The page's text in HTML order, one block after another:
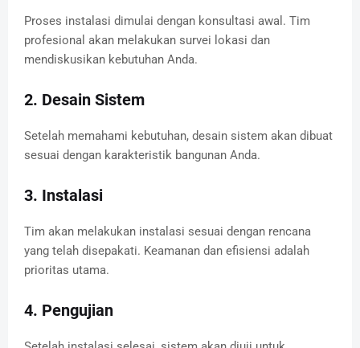
Proses instalasi dimulai dengan konsultasi awal. Tim
profesional akan melakukan survei lokasi dan
mendiskusikan kebutuhan Anda.
2. Desain Sistem
Setelah memahami kebutuhan, desain sistem akan dibuat
sesuai dengan karakteristik bangunan Anda.
3. Instalasi
Tim akan melakukan instalasi sesuai dengan rencana
yang telah disepakati. Keamanan dan efisiensi adalah
prioritas utama.
4. Pengujian